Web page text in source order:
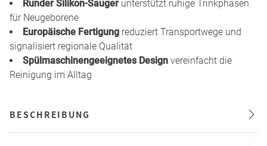
Runder Silikon-Sauger unterstützt ruhige Trinkphasen
für Neugeborene
Europäische Fertigung reduziert Transportwege und
signalisiert regionale Qualität
Spülmaschinengeeignetes Design vereinfacht die
Reinigung im Alltag
BESCHREIBUNG